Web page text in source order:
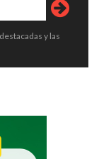
y las